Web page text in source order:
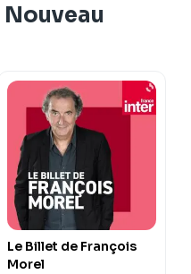
Le Billet de François
Morel